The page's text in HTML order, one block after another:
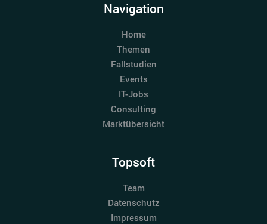
Navigation
Home
Themen
Fallstudien
Events
IT-Jobs
Consulting
Marktübersicht
Topsoft
Team
Datenschutz
Impressum